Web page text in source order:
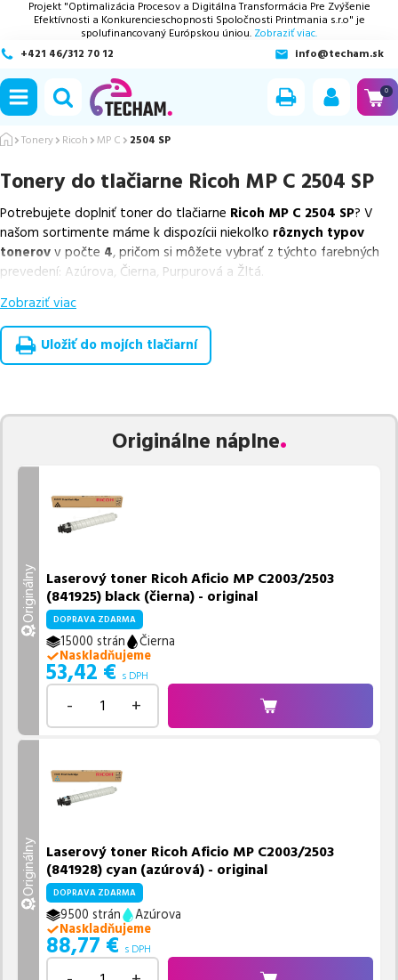
Projekt "Optimalizácia Procesov a Digitálna Transformácia Pre Zvýšenie
Efektívnosti a Konkurencieschopnosti Spoločnosti Printmania s.r.o" je
spolufinancovaný Európskou úniou. Zobraziť viac.
+421 46/312 70 12
info@techam.sk
0
Tonery Ricoh MP C 2504 SP
Tonery do tlačiarne Ricoh MP C 2504 SP
Potrebujete doplniť toner do tlačiarne Ricoh MP C 2504 SP? V
našom sortimente máme k dispozícii niekoľko rôznych typov
tonerovv počte 4, pričom si môžete vybrať z týchto farebných
prevedení: Azúrova, Čierna, Purpurová a Žltá.
Z uvedeného množstva dostupných náplní
náplnev počte4ks.
Celá táto certifikovaná ponuka, spĺňajúca normy ISO 9001 a 14001,
Vieme, že pri nákupe zohráva dôležitú úlohu aj dostupnosť. Preto
pravidelne naskladňovať produkty, aby boli ihneď k
dispozícii na odoslanie.
Ak si pri výbere nie ste istí, ktoré riešenie je pre vaše potreby
nás kedykoľvek obrátiť e-mailom alebo telefonicky. Sme tu, aby
sme vám pomohli vybrať to najlepšie riešenie.
Zobraziť viac
Uložiť do mojích tlačiarní
Originálne náplne
Originálny Laserový toner Ricoh Aficio MP C2003/2503
(841925) black (čierna) - original
DOPRAVA ZDARMA
15000 strán
Čierna
Naskladňujeme
53,42 € s DPH
- +
Originálny Laserový toner Ricoh Aficio MP C2003/2503
(841928) cyan (azúrová) - original
DOPRAVA ZDARMA
9500 strán
Azúrova
Naskladňujeme
88,77 € s DPH